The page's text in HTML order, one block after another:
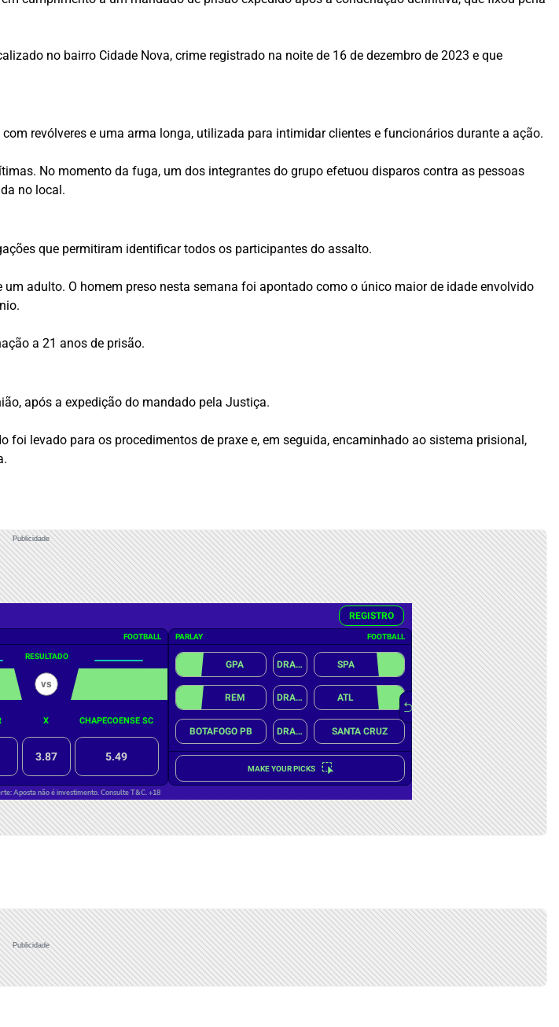
no bairro Cidade Nova, crime registrado na noite de 16 de dezembro de 2023 e que
revólveres e uma arma longa, utilizada para intimidar clientes e funcionários durante a ação.
No momento da fuga, um dos integrantes do grupo efetuou disparos contra as pessoas
no local.
que permitiram identificar todos os participantes do assalto.
adulto. O homem preso nesta semana foi apontado como o único maior de idade envolvido
a 21 anos de prisão.
após a expedição do mandado pela Justiça.
foi levado para os procedimentos de praxe e, em seguida, encaminhado ao sistema prisional,
Publicidade
Publicidade